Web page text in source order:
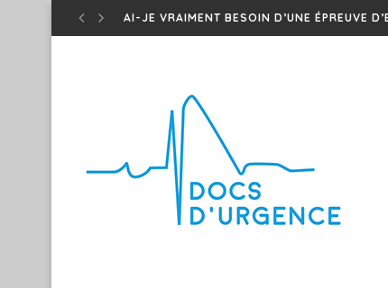
CONNAISSEZ-VOUS LES ONDES T DE
TED – ONDES T DE WINTER – UN...
T.E.D – ONDES T ISCHÉMIQUES !
PATIENT GÉRIATRIQUE AGITÉ – QUELQUES
SEPSIS 101 – EM CASES FRAPPE ENCORE
FAIRE DIFFÉREMMENT ET INNOVER POUR